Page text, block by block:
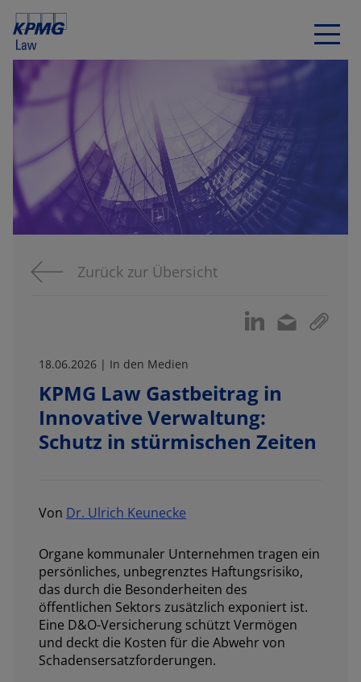
Zurück zur Übersicht
18.06.2026 | In den Medien
KPMG Law Gastbeitrag in
Innovative Verwaltung:
Schutz in stürmischen Zeiten
Von Dr. Ulrich Keunecke
Organe kommunaler Unternehmen tragen ein
persönliches, unbegrenztes Haftungsrisiko,
das durch die Besonderheiten des
öffentlichen Sektors zusätzlich exponiert ist.
Eine D&O-Versicherung schützt Vermögen
und deckt die Kosten für die Abwehr von
Schadensersatzforderungen.